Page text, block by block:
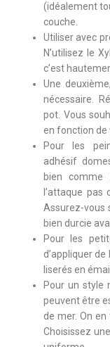
(idéalement
couche.
Utiliser avec
N’utilisez le
c’est
Une
nécessaire.
pot. Vous
en fonction de
Pour les
adhésif
bien
l’attaque
Assurez-vous
bien durcie
Pour les
d’appliquer
liserés en
Pour un style
peuvent être
de mer. On
Choisissez